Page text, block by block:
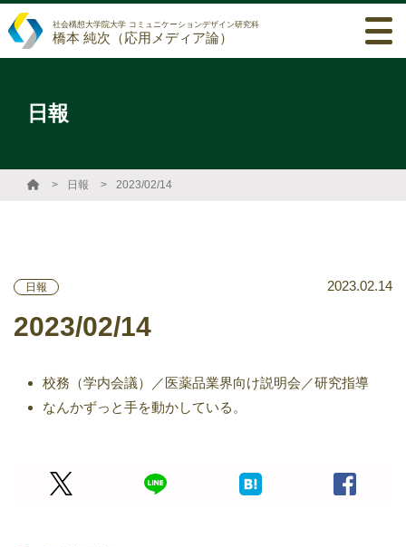
社会構想大学院大学 コミュニケーションデザイン研究科
橋本 純次（応用メディア論）
日報
日報 2023/02/14
日報 2023.02.14
2023/02/14
校務（学内会議）／医薬品業界向け説明会／研究指導
なんかずっと手を動かしている。